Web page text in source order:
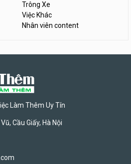
Trông Xe
Việc Khác
Nhân viên content
Làm Thêm Uy Tín
Cầu Giấy, Hà Nội